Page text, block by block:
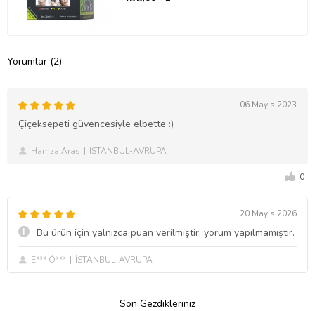
Yorumlar (2)
06 Mayıs 2023
Çiçeksepeti güvencesiyle elbette :)
Hamza Aras ISTANBUL-AVRUPA
0
20 Mayıs 2026
Bu ürün için yalnızca puan verilmiştir, yorum yapılmamıştır.
E*** Ö*** İSTANBUL-AVRUPA
Son Gezdikleriniz